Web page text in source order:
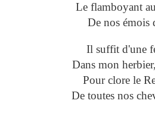
Le flamboyant
De nos émois
Il suffit d'une
Dans mon
Pour clore le
De toutes nos